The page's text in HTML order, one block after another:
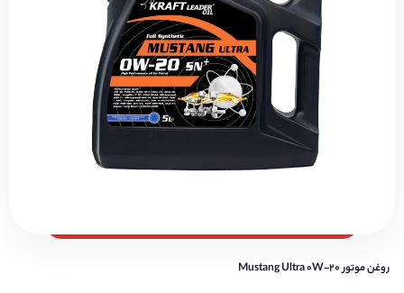
روغن موتور Mustang Ultra 0W-20